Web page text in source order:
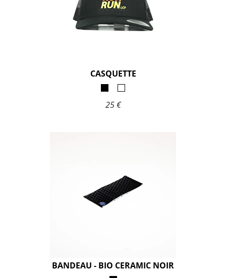
CASQUETTE
25 €
BANDEAU - BIO CERAMIC NOIR